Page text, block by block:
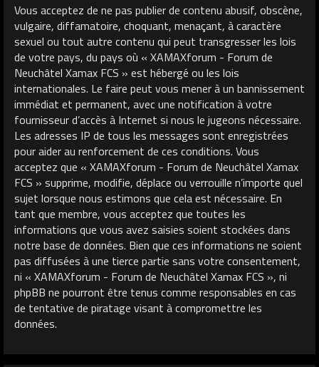
Vous acceptez de ne pas publier de contenu abusif, obscène,
vulgaire, diffamatoire, choquant, menaçant, à caractère
sexuel ou tout autre contenu qui peut transgresser les lois
de votre pays, du pays où « XAMAXforum - Forum de
Neuchâtel Xamax FCS » est hébergé ou les lois
internationales. Le faire peut vous mener à un bannissement
immédiat et permanent, avec une notification à votre
fournisseur d’accès à Internet si nous le jugeons nécessaire.
Les adresses IP de tous les messages sont enregistrées
pour aider au renforcement de ces conditions. Vous
acceptez que « XAMAXforum - Forum de Neuchâtel Xamax
FCS » supprime, modifie, déplace ou verrouille n’importe quel
sujet lorsque nous estimons que cela est nécessaire. En
tant que membre, vous acceptez que toutes les
informations que vous avez saisies soient stockées dans
notre base de données. Bien que ces informations ne soient
pas diffusées à une tierce partie sans votre consentement,
ni « XAMAXforum - Forum de Neuchâtel Xamax FCS », ni
phpBB ne pourront être tenus comme responsables en cas
de tentative de piratage visant à compromettre les
données.